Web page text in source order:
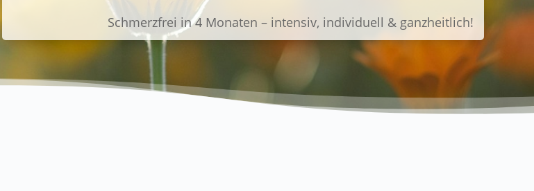
Schmerzfrei in 4 Monaten – intensiv, individuell & ganzheitlich!